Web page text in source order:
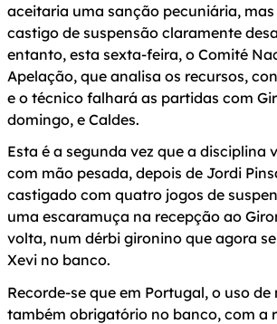
aceitaria uma sanção pecuniária,
castigo de suspensão claramente
entanto, esta sexta-feira, o Comité
Apelação, que analisa os recursos,
e o técnico falhará as partidas com
domingo, e Caldes.
Esta é a segunda vez que a disciplina
com mão pesada, depois de Jordi
castigado com quatro jogos de
uma escaramuça na recepção ao
volta, num dérbi gironino que agora
Xevi no banco.
Recorde-se que em Portugal, o uso de
também obrigatório no banco, com a